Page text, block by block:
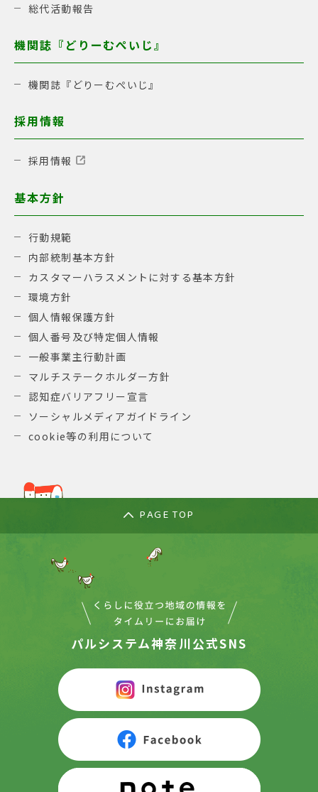
総代活動報告
機関誌『どりーむぺいじ』
機関誌『どりーむぺいじ』
採用情報
採用情報
基本方針
行動規範
内部統制基本方針
カスタマーハラスメントに対する基本方針
環境方針
個人情報保護方針
個人番号及び特定個人情報
一般事業主行動計画
マルチステークホルダー方針
認知症バリアフリー宣言
ソーシャルメディアガイドライン
cookie等の利用について
PAGE TOP
パルシステム神奈川公式SNS